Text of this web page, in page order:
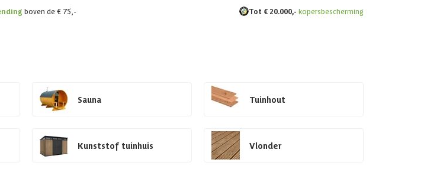
boven de € 75,- Tot € 20.000,- kopersbescherming
Sauna Tuinhout
Kunststof tuinhuis Vlonder